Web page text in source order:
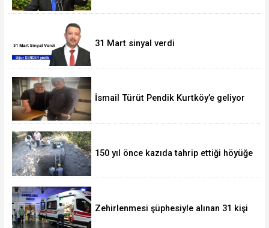
31 Mart sinyal verdi
İsmail Türüt Pendik Kurtköy’e geliyor
150 yıl önce kazıda tahrip ettiği höyüğe
Zehirlenmesi şüphesiyle alınan 31 kişi